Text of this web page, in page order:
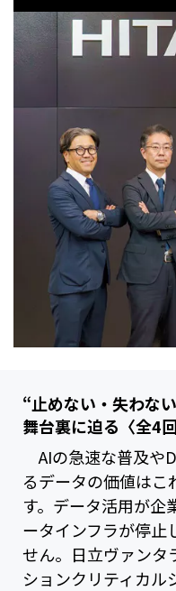
“止めない・失わな
舞台裏に迫る〈全4回
AIの急速な普及や
るデータの価値はこ
す。データ活用が企
ータインフラが停止
せん。日立ヴァンタ
ションクリティカル